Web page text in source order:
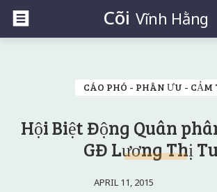
Cõi Vĩnh Hằng
CÁO PHÓ - PHÂN ƯU - CẢM
Hội Biệt Động Quân
GĐ Lương Thị
APRIL 11, 2015